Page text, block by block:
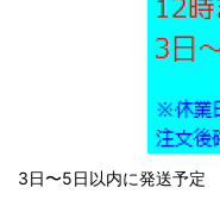
3日〜5日以内に発送予定